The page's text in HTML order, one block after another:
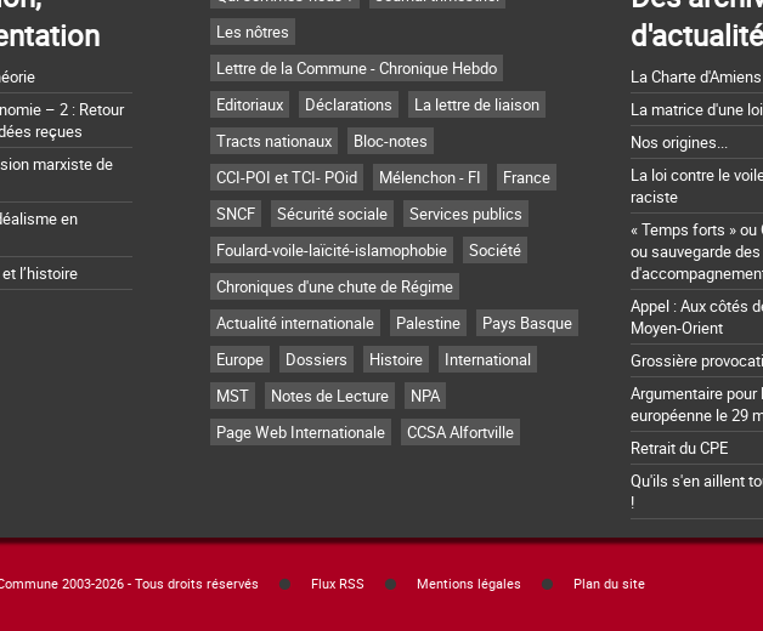
– 2 : Retour
reçues
marxiste de
en
l’histoire
Les nôtres
Lettre de la Commune - Chronique Hebdo
Editoriaux
Déclarations
La lettre de liaison
Tracts nationaux
Bloc-notes
CCI-POI et TCI- POid
Mélenchon - FI
France
SNCF
Sécurité sociale
Services publics
Foulard-voile-laïcité-islamophobie
Société
Chroniques d'une chute de Régime
Actualité internationale
Palestine
Pays Basque
Europe
Dossiers Histoire
International
MST
Notes de Lecture
NPA
Page Web Internationale
CCSA Alfortville
d'actualité
La Charte
La matrice d'une
Nos origines...
La loi contre le
raciste
« Temps forts » ou
ou sauvegarde
Appel : Aux côtés
Moyen-Orient
Grossière
Argumentaire pour
européenne le 29
Retrait du CPE
Qu'ils s'en aillent
!
2003-2026 - Tous droits réservés Flux RSS Mentions légales Plan du site